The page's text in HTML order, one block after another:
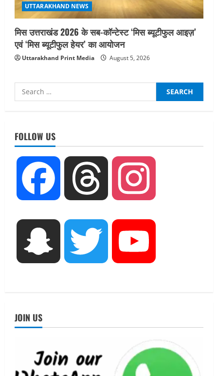
UTTARAKHAND NEWS
मिस उत्तराखंड 2026 के सब-कॉन्टेस्ट ‘मिस ब्यूटीफुल आइज़’
एवं ‘मिस ब्यूटीफुल हेयर’ का आयोजन
Uttarakhand Print Media August 5, 2026
Search
for:
FOLLOW US
Facebook Threads
Snapchat Twitter
JOIN US
August 6, 2026
UTTARAKHAND NEWS
मिस उत्तराखंड 2026 के सब-कॉन्टेस्ट ‘मिस
ब्यूटीफुल आइज़’ एवं ‘मिस ब्यूटीफुल हेयर’ का
August 5, 2026
UTTARAKHAND NEWS
एमआईटी वर्ल्ड पीस यूनिवर्सिटी और जर्मनी के
बीएसबीआई के बीच समझौता; भारतीय छात्रों
गतिविधियों के विस्तार पर हुई चर्चा
UTTARAKHAND NEWS